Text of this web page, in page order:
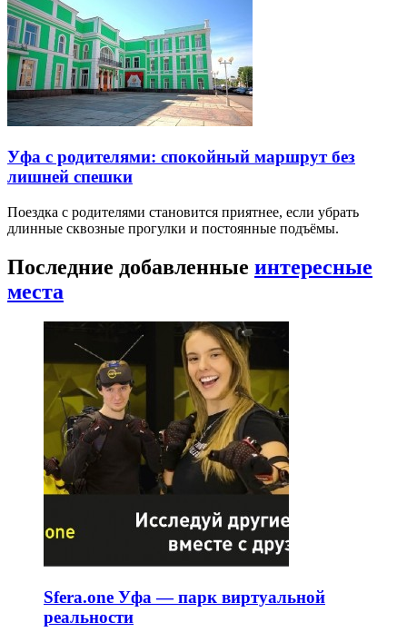
Уфа с родителями: спокойный маршрут без
лишней спешки
Поездка с родителями становится приятнее, если убрать
длинные сквозные прогулки и постоянные подъёмы.
Последние добавленные интересные
места
Sfera.one Уфа — парк виртуальной
реальности